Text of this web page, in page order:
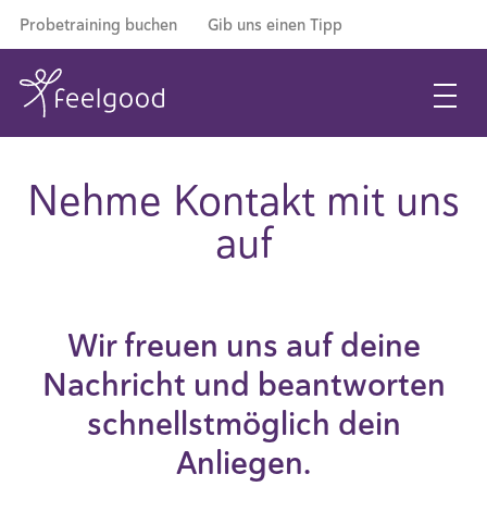
Probetraining buchen Gib uns einen Tipp
Nehme Kontakt mit uns
auf
Wir freuen uns auf deine
Nachricht und beantworten
schnellstmöglich dein
Anliegen.